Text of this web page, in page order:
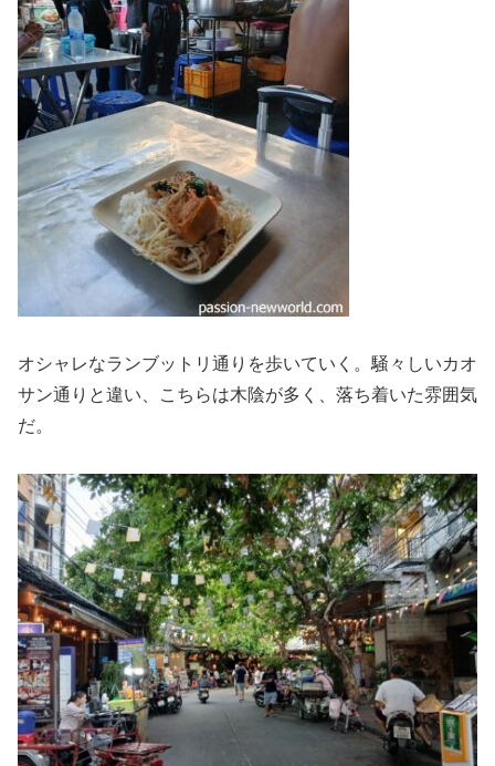
オシャレなランブットリ通りを歩いていく。騒々しいカオ
サン通りと違い、こちらは木陰が多く、落ち着いた雰囲気
だ。